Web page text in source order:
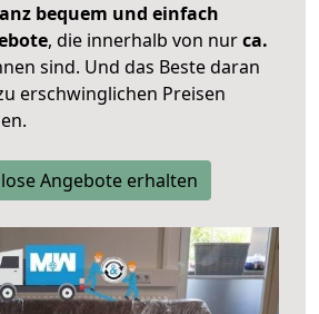
bequem und einfach
, die innerhalb von nurca.
sind. Und das Beste daran
erschwinglichen Preisen
Angebote erhalten